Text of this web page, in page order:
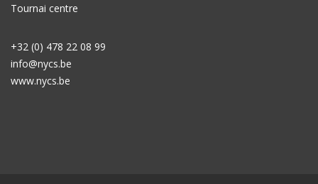
Tournai centre
+32 (0) 478 22 08 99
info@nycs.be
www.nycs.be